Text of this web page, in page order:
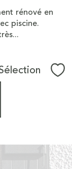
rénové en
piscine.